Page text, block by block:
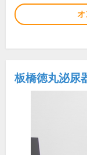
オ
板橋徳丸泌尿